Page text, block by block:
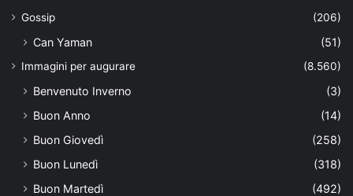
Gossip
(206)
Can Yaman (51)
Immagini per augurare (8.560)
Benvenuto Inverno
(3)
Buon Anno
(14)
Buon Giovedì
(258)
Buon Lunedì
(318)
Buon Martedì
(492)